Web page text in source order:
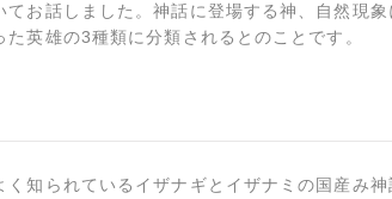
お話しました。神話に登場する神、自然現象
英雄の3種類に分類されるとのことです。
く知られているイザナギとイザナミの国産み